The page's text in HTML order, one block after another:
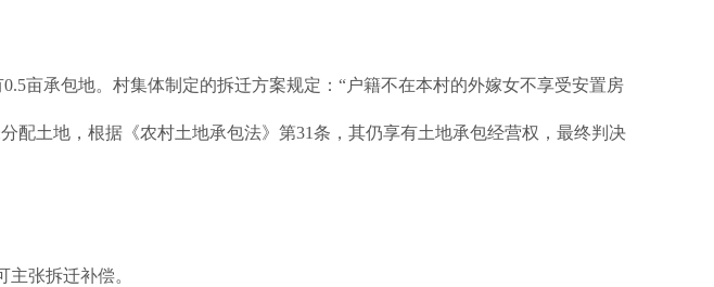
亩承包地。村集体制定的拆迁方案规定：“户籍不在本村的外嫁女不享受安置房
配土地，根据《农村土地承包法》第31条，其仍享有土地承包经营权，最终判决
张拆迁补偿。